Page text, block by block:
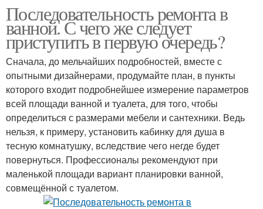
Последовательность ремонта в
ванной. С чего же следует
приступить в первую очередь?
Сначала, до мельчайших подробностей, вместе с
опытными дизайнерами, продумайте план, в пункты
которого входит подробнейшее измерение параметров
всей площади ванной и туалета, для того, чтобы
определиться с размерами мебели и сантехники. Ведь
нельзя, к примеру, установить кабинку для душа в
тесную комнатушку, вследствие чего негде будет
повернуться. Профессионалы рекомендуют при
маленькой площади вариант планировки ванной,
совмещённой с туалетом.